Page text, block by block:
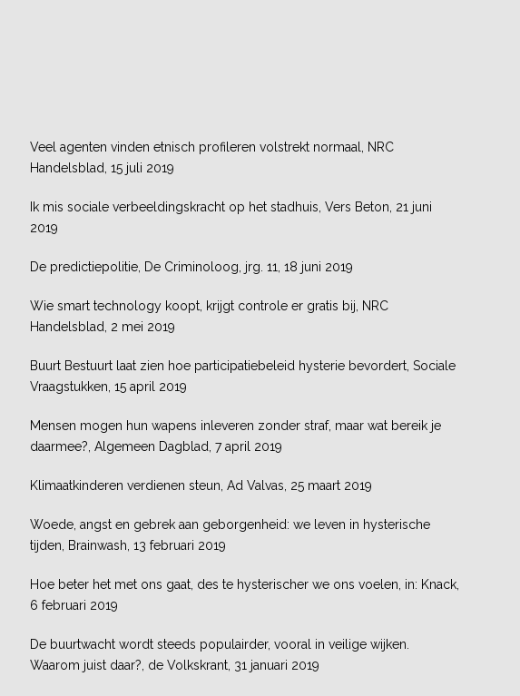
Veel agenten vinden etnisch profileren volstrekt normaal, NRC
Handelsblad, 15 juli 2019
Ik mis sociale verbeeldingskracht op het stadhuis, Vers Beton, 21 juni
2019
De predictiepolitie, De Criminoloog, jrg. 11, 18 juni 2019
Wie smart technology koopt, krijgt controle er gratis bij, NRC
Handelsblad, 2 mei 2019
Buurt Bestuurt laat zien hoe participatiebeleid hysterie bevordert, Sociale
Vraagstukken, 15 april 2019
Mensen mogen hun wapens inleveren zonder straf, maar wat bereik je
daarmee?, Algemeen Dagblad, 7 april 2019
Klimaatkinderen verdienen steun, Ad Valvas, 25 maart 2019
Woede, angst en gebrek aan geborgenheid: we leven in hysterische
tijden, Brainwash, 13 februari 2019
Hoe beter het met ons gaat, des te hysterischer we ons voelen, in: Knack,
6 februari 2019
De buurtwacht wordt steeds populairder, vooral in veilige wijken.
Waarom juist daar?, de Volkskrant, 31 januari 2019